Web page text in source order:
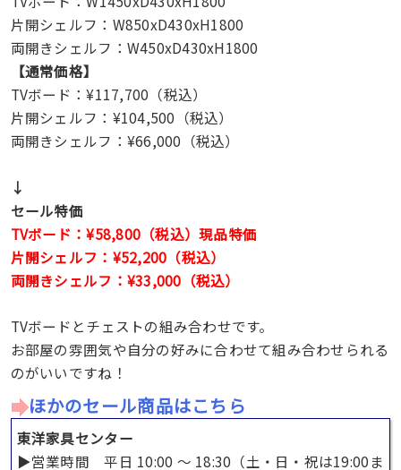
片開シェルフ：W850xD430xH1800
両開きシェルフ：W450xD430xH1800
【通常価格】
TVボード：¥117,700（税込）
片開シェルフ：¥104,500（税込）
両開きシェルフ：¥66,000（税込）
↓
セール特価
TVボード：¥58,800（税込）現品特価
片開シェルフ：¥52,200（税込）
両開きシェルフ：¥33,000（税込）
TVボードとチェストの組み合わせです。
お部屋の雰囲気や自分の好みに合わせて組み合わせられる
のがいいですね！
ほかのセール商品はこちら
東洋家具センター
▶︎営業時間 平日 10:00 〜 18:30（土・日・祝は19:00ま